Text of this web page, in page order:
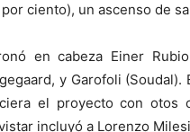
ciento), un ascenso de
en cabeza Einer
y Garofoli
el proyecto con otos
incluyó a Lorenzo